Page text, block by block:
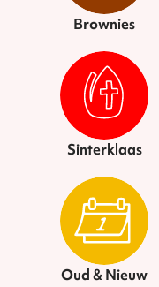
Brownies
Sinterklaas
Oud & Nieuw